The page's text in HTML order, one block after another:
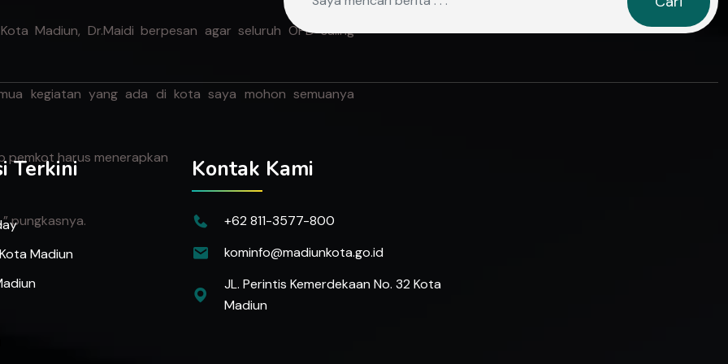
Madiun, Dr.Maidi berpesan agar seluruh OPD saling
kegiatan yang ada di kota saya mohon semuanya
pemkot harus menerapkan
pungkasnya.
Terkini
Madiun
Kontak Kami
+62 811-3577-800
kominfo@madiunkota.go.id
JL. Perintis Kemerdekaan No. 32 Kota
Madiun